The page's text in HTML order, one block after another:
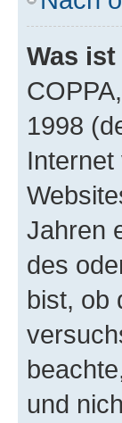
Was ist
1998
Jahren
des
bist, ob
und